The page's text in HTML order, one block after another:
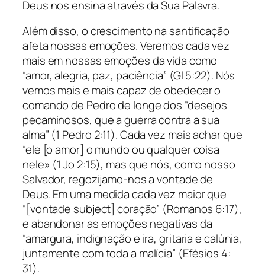
Deus nos ensina através da Sua Palavra.
Além disso, o crescimento na santificação
afeta nossas emoções. Veremos cada vez
mais em nossas emoções da vida como
“amor, alegria, paz, paciência” (Gl 5:22). Nós
vemos mais e mais capaz de obedecer o
comando de Pedro de longe dos “desejos
pecaminosos, que a guerra contra a sua
alma” (1 Pedro 2:11). Cada vez mais achar que
“ele [o amor] o mundo ou qualquer coisa
nele» (1 Jo 2:15), mas que nós, como nosso
Salvador, regozijamo-nos a vontade de
Deus. Em uma medida cada vez maior que
“[vontade subject] coração” (Romanos 6:17),
e abandonar as emoções negativas da
“amargura, indignação e ira, gritaria e calúnia,
juntamente com toda a malícia” (Efésios 4:
31).